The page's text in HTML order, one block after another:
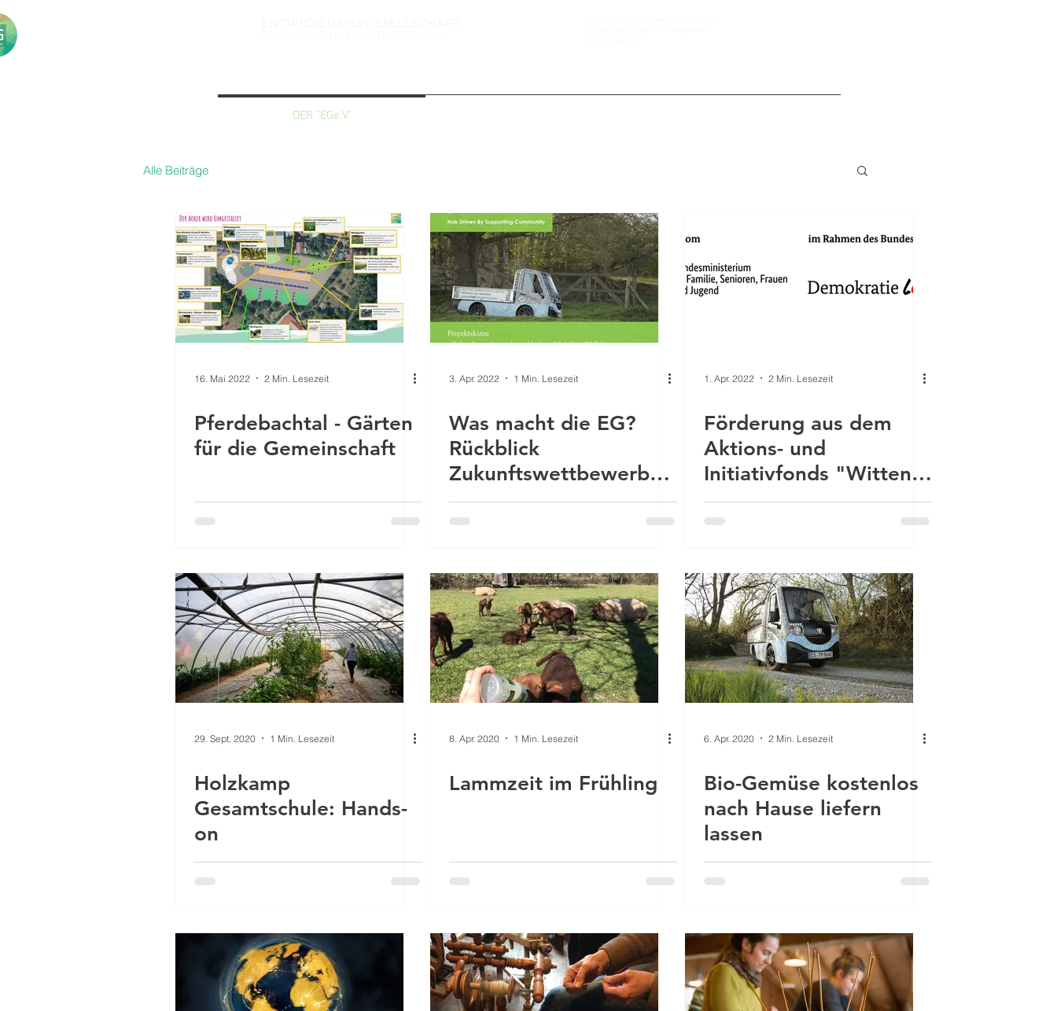
DER "EGe.V."
Alle Beiträge
16. Mai 2022 2 Min. Lesezeit
Pferdebachtal - Gärten
für die Gemeinschaft
3. Apr. 2022 1 Min. Lesezeit
Was macht die EG?
Rückblick
Zukunftswettbewerb
nachhaltige Mobilität
BMU
1. Apr. 2022 2 Min. Lesezeit
Förderung aus dem
Aktions- und
Initiativfonds "Wittener
Partnerschaft für
Demokratie"
29. Sept. 2020 1 Min. Lesezeit
Holzkamp
Gesamtschule: Hands-
on
8. Apr. 2020 1 Min. Lesezeit
Lammzeit im Frühling
6. Apr. 2020 2 Min. Lesezeit
Bio-Gemüse kostenlos
nach Hause liefern
lassen